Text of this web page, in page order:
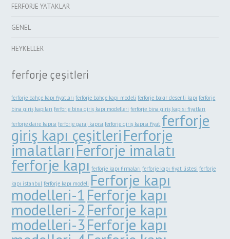
FERFORJE YATAKLAR
GENEL
HEYKELLER
ferforje çeşitleri
ferforje bahçe kapı fiyatları ferforje bahçe kapı modeli ferforje bakır desenli kapı ferforje
bina giriş kapıları ferforje bina giriş kapı modelleri ferforje bina giriş kapısı fiyatları
ferforje daire kapısı ferforje garaj kapısı ferforje giriş kapısı fiyat ferforje
giriş kapı çeşitleriFerforje
imalatlarıFerforje imalatı
ferforje kapı ferforje kapı firmaları ferforje kapı fiyat listesi ferforje
kapı istanbul ferforje kapı modeli Ferforje kapı
modelleri-1 Ferforje kapı
modelleri-2Ferforje kapı
modelleri-3Ferforje kapı